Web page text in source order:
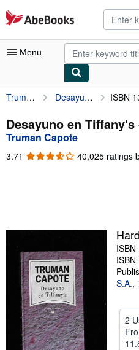
Skip to main content
AbeBooks.com
Menu
My Account
My Purchases
Advanced Search
Browse Collections
Textbooks
Sellers
Start Selling
Help
Truman Capote Desayuno en Tiffany's ISBN
Desayuno en
Truman Capote
3.71 3.71
40,025 ratings
S.A.,
2